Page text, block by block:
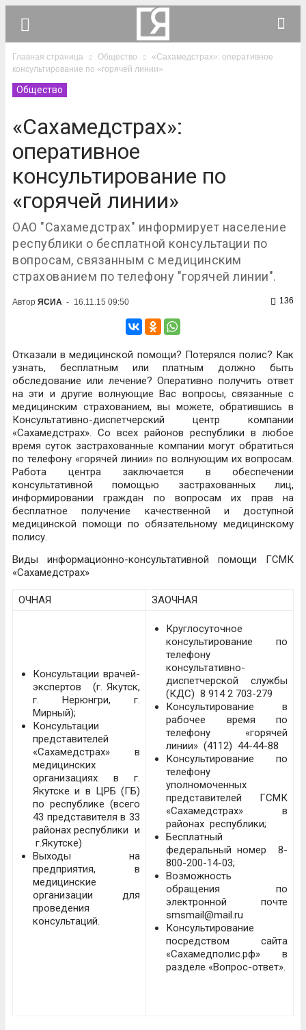
Главная страница Общество
«Сахамедстрах»: оперативное
консультирование по «горячей линии»
Общество
«Сахамедстрах»:
оперативное
консультирование по
«горячей линии»
ОАО "Сахамедстрах" информирует население
республики о бесплатной консультации по
вопросам, связанным с медицинским
страхованием по телефону "горячей линии".
Автор ЯСИА - 16.11.15 09:50 136
Отказали в медицинской помощи? Потерялся полис? Как
узнать, бесплатным или платным должно быть
обследование или лечение? Оперативно получить ответ
на эти и другие волнующие Вас вопросы, связанные с
медицинским страхованием, вы можете, обратившись в
Консультативно-диспетчерский центр компании
«Сахамедстрах». Со всех районов республики в любое
время суток застрахованные компании могут обратиться
по телефону «горячей линии» по волнующим их вопросам.
Работа центра заключается в обеспечении
консультативной помощью застрахованных лиц,
информировании граждан по вопросам их прав на
бесплатное получение качественной и доступной
медицинской помощи по обязательному медицинскому
полису.
Виды информационно-консультативной помощи ГСМК
«Сахамедстрах»
ОЧНАЯ ЗАОЧНАЯ
Консультации врачей-
экспертов (г. Якутск,
г. Нерюнгри, г.
Мирный);
Консультации
представителей
«Сахамедстрах» в
медицинских
организациях в г.
Якутске и в ЦРБ (ГБ)
по республике (всего
43 представителя в 33
районах республики и
г.Якутске)
Выходы на
предприятия, в
медицинские
организации для
проведения
консультаций.
Круглосуточное
консультирование по
телефону
консультативно-
диспетчерской службы
(КДС) 8 914 2 703-279
Консультирование в
рабочее время по
телефону «горячей
линии» (4112) 44-44-88
Консультирование по
телефону
уполномоченных
представителей ГСМК
«Сахамедстрах» в
районах республики;
Бесплатный
федеральный номер 8-
800-200-14-03;
Возможность
обращения по
электронной почте
smsmail@mail.ru
Консультирование
посредством сайта
«Сахамедполис.рф» в
разделе «Вопрос-ответ».